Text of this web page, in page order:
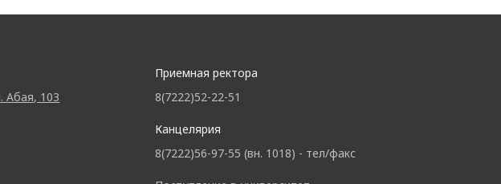
Абая, 103
Приемная ректора
8(7222)52-22-51
Канцелярия
8(7222)56-97-55 (вн. 1018) - тел/факс